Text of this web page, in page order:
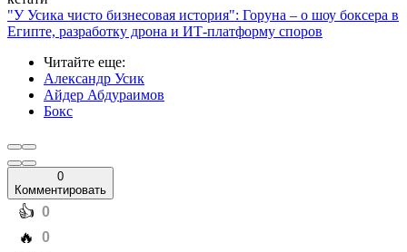
"У Усика чисто бизнесовая история": Горуна – о шоу боксера в
Египте, разработку дрона и ИТ-платформу споров
Читайте еще:
Александр Усик
Айдер Абдураимов
Бокс
0
Комментировать
️👍 0
️🔥 0